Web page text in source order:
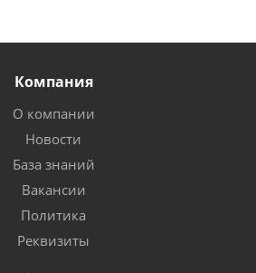
Компания
О компании
Новости
База знаний
Вакансии
Политика
Реквизиты